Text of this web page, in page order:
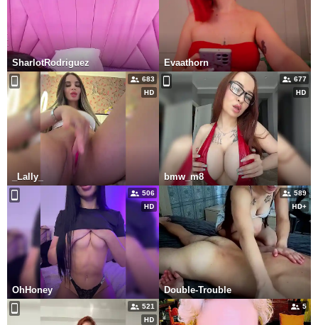
SharlotRodriguez Evaathorn
683
_Lally_
677
bmw_m8
506
OhHoney
589
Double-Trouble
521 5